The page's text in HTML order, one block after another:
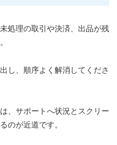
処理の取引や決済、出品が残
し、順序よく解消してくださ
、サポートへ状況とスクリー
のが近道です。